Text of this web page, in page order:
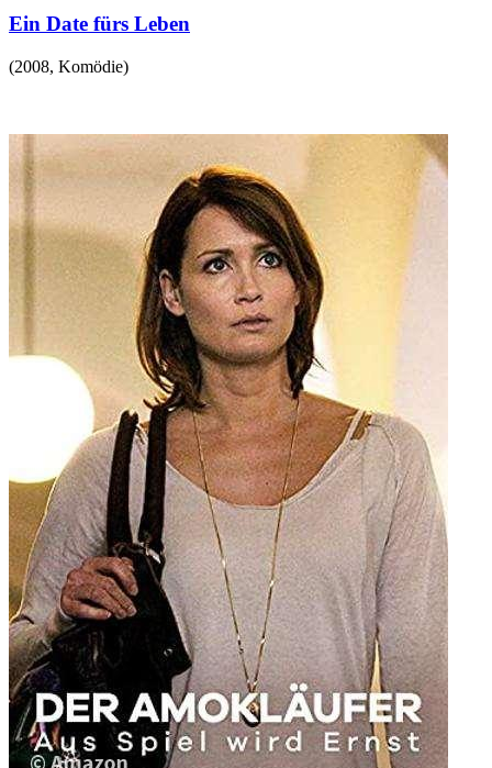
Ein Date fürs Leben
(2008, Komödie)